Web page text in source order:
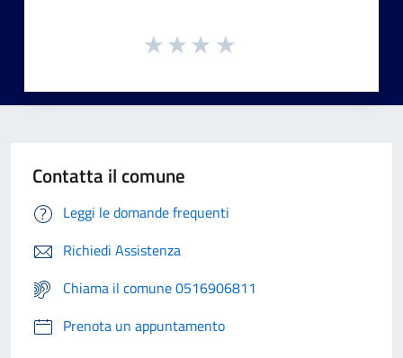
Contatta il comune
Leggi le domande frequenti
Richiedi Assistenza
Chiama il comune 0516906811
Prenota un appuntamento